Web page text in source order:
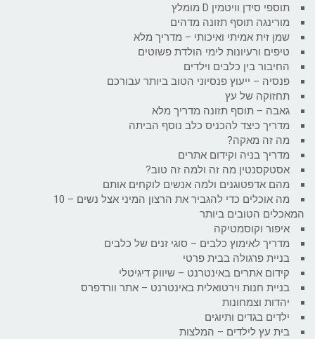
תוספי סידן וויטמין D מומלץ
מורינגה תוסף תזונה מדהים
שמן זית אמיתי ואיכותי – מדריך מלא
טיפים ורעיונות לימי הולדת פשוטים
החיבור בין כלבים וילדים
פנסיה – ייעוץ פנסיוני הטוב ביותר עבורכם
תחזוקה של עץ
גאבה – תוסף תזונה מדריך מלא
מדריך כיצד להכניס כלב נוסף הביתה
מה זה מאקה?
מדריך בניה וקידום אתרים
אסטקסנטין מה זה ולמה זה טוב?
מהם אדפטוגנים ולמה אנשים לוקחים אותם
מה אוכלים כדי להגביר את הרצון המיני אצל נשים – 10
המאכלים הטובים ביותר
איפור וקוסמטיקה
מדריך לאימוץ כלבים – סוגי זנים של כלבים
בניית פרגולה בבית פרטי
קידום אתרים באינטרנט – שיווק דיגיטלי
בניית חנות וירטואלית באינטרנט – אתר וורדפרס
יהדות וצמחונות
ילדים בגדים ותיוגים
בית עץ לילדים – המלצות